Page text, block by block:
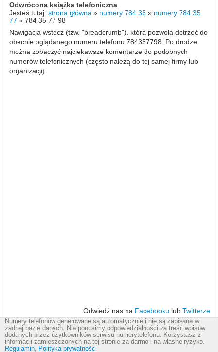
Odwrócona książka telefoniczna
Jesteś tutaj: strona główna » numery 784 35 » numery 784 35
77 » 784 35 77 98
Nawigacja wstecz (tzw. "breadcrumb"), która pozwola dotrzeć do
obecnie oglądanego numeru telefonu 784357798. Po drodze
można zobaczyć najciekawsze komentarze do podobnych
numerów telefonicznych (często należą do tej samej firmy lub
organizacji).
Odwiedź nas na Facebooku lub Twitterze
Numery telefonów generowane są automatycznie i nie są zapisane w
żadnej bazie danych. Nie ponosimy odpowiedzialności za treść wpisów
dodanych przez użytkowników serwisu numerytelefonu. Korzystasz z
informacji zamieszczonych na tej stronie za darmo i na własne ryzyko.
Regulamin, Polityka prywatności